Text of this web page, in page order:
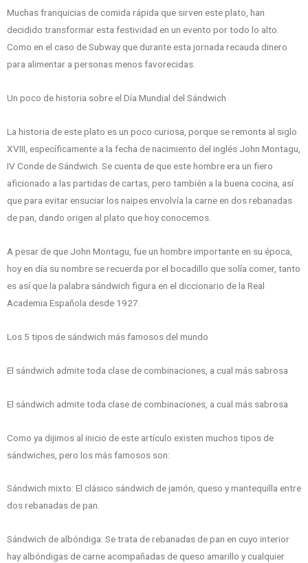
Muchas franquicias de comida rápida que sirven este plato, han
decidido transformar esta festividad en un evento por todo lo alto.
Como en el caso de Subway que durante esta jornada recauda dinero
para alimentar a personas menos favorecidas.
Un poco de historia sobre el Día Mundial del Sándwich
La historia de este plato es un poco curiosa, porque se remonta al siglo
XVIII, específicamente a la fecha de nacimiento del inglés John Montagu,
IV Conde de Sándwich. Se cuenta de que este hombre era un fiero
aficionado a las partidas de cartas, pero también a la buena cocina, así
que para evitar ensuciar los naipes envolvía la carne en dos rebanadas
de pan, dando origen al plato que hoy conocemos.
A pesar de que John Montagu, fue un hombre importante en su época,
hoy en día su nombre se recuerda por el bocadillo que solía comer, tanto
es así que la palabra sándwich figura en el diccionario de la Real
Academia Española desde 1927.
Los 5 tipos de sándwich más famosos del mundo
El sándwich admite toda clase de combinaciones, a cual más sabrosa
El sándwich admite toda clase de combinaciones, a cual más sabrosa
Como ya dijimos al inicio de este artículo existen muchos tipos de
sándwiches, pero los más famosos son:
Sándwich mixto: El clásico sándwich de jamón, queso y mantequilla entre
dos rebanadas de pan.
Sándwich de albóndiga: Se trata de rebanadas de pan en cuyo interior
hay albóndigas de carne acompañadas de queso amarillo y cualquier